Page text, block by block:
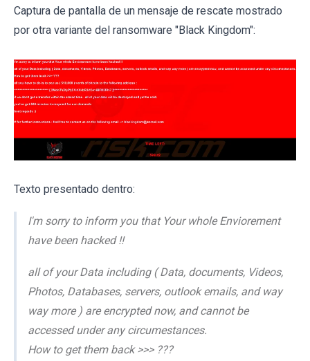
Captura de pantalla de un mensaje de rescate mostrado
por otra variante del ransomware "Black Kingdom":
Texto presentado dentro:
I'm sorry to inform you that Your whole Enviorement
have been hacked !!
all of your Data including ( Data, documents, Videos,
Photos, Databases, servers, outlook emails, and way
way more ) are encrypted now, and cannot be
accessed under any circumestances.
How to get them back >>> ???